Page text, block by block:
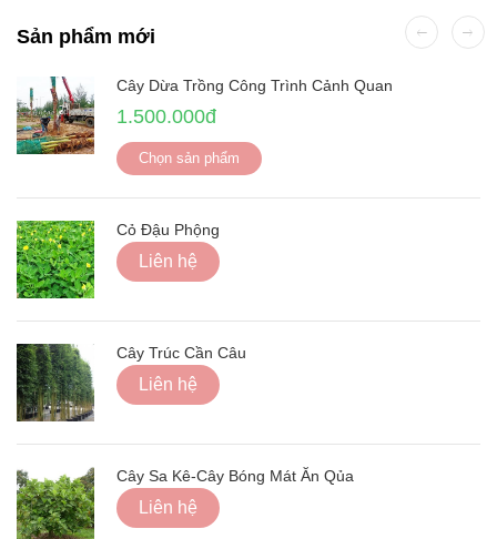
Sản phẩm mới
Cây Dừa Trồng Công Trình Cảnh Quan
1.500.000đ
Chọn sản phẩm
Cỏ Đậu Phộng
Liên hệ
Cây Trúc Cần Câu
Liên hệ
Cây Sa Kê-Cây Bóng Mát Ăn Qủa
Liên hệ